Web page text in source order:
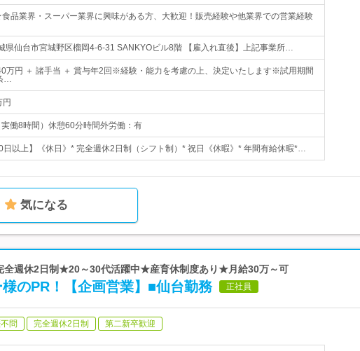
食品業界・スーパー業界に興味がある方、大歓迎！販売経験や他業界での営業経験
県仙台市宮城野区榴岡4-6-31 SANKYOビル8階 【雇入れ直後】上記事業所…
万円 ＋ 諸手当 ＋ 賞与年2回※経験・能力を考慮の上、決定いたします※試用期間
…
働8時間）休憩60分時間外労働：有
日以上】《休日》* 完全週休2日制（シフト制）* 祝日《休暇》* 年間有給休暇*…
気になる
全週休2日制★20～30代活躍中★産育休制度あり★月給30万～可
のPR！【企画営業】■仙台勤務 正社員
問 完全週休2日制 第二新卒歓迎